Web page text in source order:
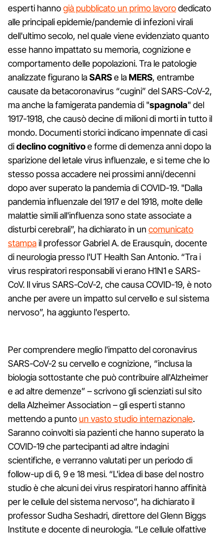
esperti hannogià pubblicato un primo lavorodedicato
alle principali epidemie/pandemie di infezioni virali
dell'ultimo secolo, nel quale viene evidenziato quanto
esse hanno impattato su memoria, cognizione e
comportamento delle popolazioni. Tra le patologie
analizzate figurano laSARSe laMERS, entrambe
causate da betacoronavirus “cugini” del SARS-CoV-2,
ma anche la famigerata pandemia di "spagnola" del
1917-1918, che causò decine di milioni di morti in tutto il
mondo. Documenti storici indicano impennate di casi
dideclino cognitivoe forme di demenza anni dopo la
sparizione del letale virus influenzale, e si teme che lo
stesso possa accadere nei prossimi anni/decenni
dopo aver superato la pandemia di COVID-19. "Dalla
pandemia influenzale del 1917 e del 1918, molte delle
malattie simili all'influenza sono state associate a
disturbi cerebrali”, ha dichiarato in un comunicato
stampail professor Gabriel A. de Erausquin, docente
di neurologia presso l'UT Health San Antonio. “Tra i
virus respiratori responsabili vi erano H1N1 e SARS-
CoV. Il virus SARS-CoV-2, che causa COVID-19, è noto
anche per avere un impatto sul cervello e sul sistema
nervoso”, ha aggiunto l'esperto.
Per comprendere meglio l'impatto del coronavirus
SARS-CoV-2 su cervello e cognizione, “inclusa la
biologia sottostante che può contribuire all'Alzheimer
e ad altre demenze” – scrivono gli scienziati sul sito
della Alzheimer Association – gli esperti stanno
mettendo a punto un vasto studio internazionale.
Saranno coinvolti sia pazienti che hanno superato la
COVID-19 che partecipanti ad altre indagini
scientifiche, e verranno valutati per un periodo di
follow-up di 6, 9 e 18 mesi. “L'idea di base del nostro
studio è che alcuni dei virus respiratori hanno affinità
per le cellule del sistema nervoso”, ha dichiarato il
professor Sudha Seshadri, direttore del Glenn Biggs
Institute e docente di neurologia. “Le cellule olfattive